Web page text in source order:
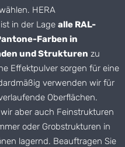
HERA
in der Lage alle RAL-
Farben in
und Strukturen zu
Effektpulver sorgen für eine
verwenden wir für
Oberflächen.
aber auch Feinstrukturen
oder Grobstrukturen in
lagernd. Beauftragen Sie